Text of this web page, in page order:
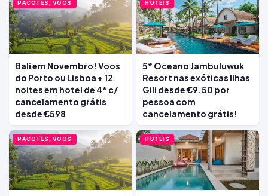
PACOTES, VOOS
Bali em Novembro! Voos
do Porto ou Lisboa + 12
noites em hotel de 4* c/
cancelamento grátis
desde €598
HOTÉIS
5* Oceano Jambuluwuk
Resort nas exóticas Ilhas
Gili desde €9.50 por
pessoa com
cancelamento grátis!
PACOTES, VOOS HOTÉIS